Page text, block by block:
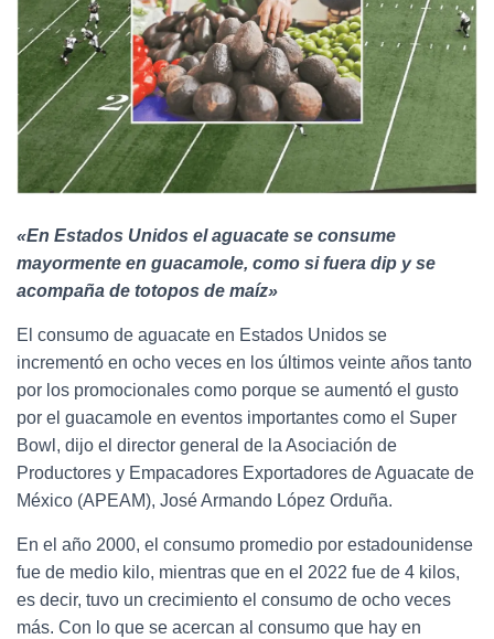
«En Estados Unidos el aguacate se consume
mayormente en guacamole, como si fuera dip y se
acompaña de totopos de maíz»
El consumo de aguacate en Estados Unidos se
incrementó en ocho veces en los últimos veinte años tanto
por los promocionales como porque se aumentó el gusto
por el guacamole en eventos importantes como el Super
Bowl, dijo el director general de la Asociación de
Productores y Empacadores Exportadores de Aguacate de
México (APEAM), José Armando López Orduña.
En el año 2000, el consumo promedio por estadounidense
fue de medio kilo, mientras que en el 2022 fue de 4 kilos,
es decir, tuvo un crecimiento el consumo de ocho veces
más. Con lo que se acercan al consumo que hay en